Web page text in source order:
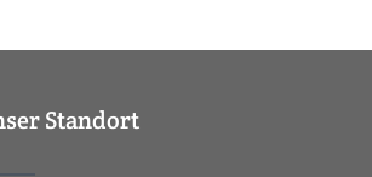
Standort